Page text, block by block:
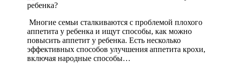
Многие семьи сталкиваются с проблемой плохого
аппетита у ребенка и ищут способы, как можно
повысить аппетит у ребенка. Есть несколько
эффективных способов улучшения аппетита крохи,
включая народные способы…